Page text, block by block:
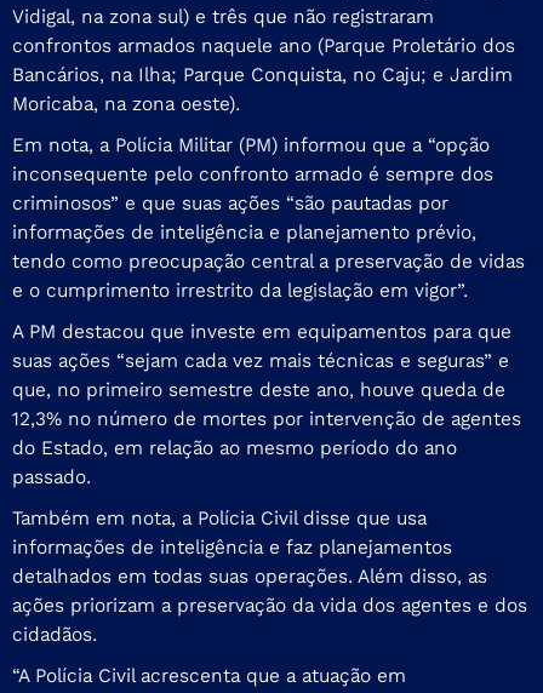
Vidigal, na zona sul) e três que não registraram
confrontos armados naquele ano (Parque Proletário dos
Bancários, na Ilha; Parque Conquista, no Caju; e Jardim
Moricaba, na zona oeste).
Em nota, a Polícia Militar (PM) informou que a “opção
inconsequente pelo confronto armado é sempre dos
criminosos” e que suas ações “são pautadas por
informações de inteligência e planejamento prévio,
tendo como preocupação central a preservação de vidas
e o cumprimento irrestrito da legislação em vigor”.
A PM destacou que investe em equipamentos para que
suas ações “sejam cada vez mais técnicas e seguras” e
que, no primeiro semestre deste ano, houve queda de
12,3% no número de mortes por intervenção de agentes
do Estado, em relação ao mesmo período do ano
passado.
Também em nota, a Polícia Civil disse que usa
informações de inteligência e faz planejamentos
detalhados em todas suas operações. Além disso, as
ações priorizam a preservação da vida dos agentes e dos
cidadãos.
“A Polícia Civil acrescenta que a atuação em